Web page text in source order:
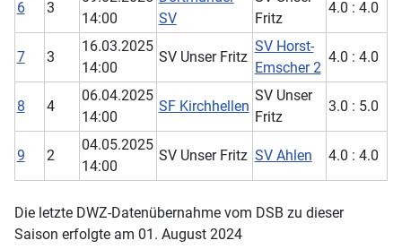
6 3
14:00
SV
Fritz
4.0 : 4.0
7 3
16.03.2025
14:00
SV Unser Fritz
SV Horst-
Emscher 2
4.0 : 4.0
8 4
06.04.2025
14:00
SF Kirchhellen
SV Unser
Fritz
3.0 : 5.0
9 2
04.05.2025
14:00
SV Unser Fritz SV Ahlen 4.0 : 4.0
Die letzte DWZ-Datenübernahme vom DSB zu dieser
Saison erfolgte am 01. August 2024